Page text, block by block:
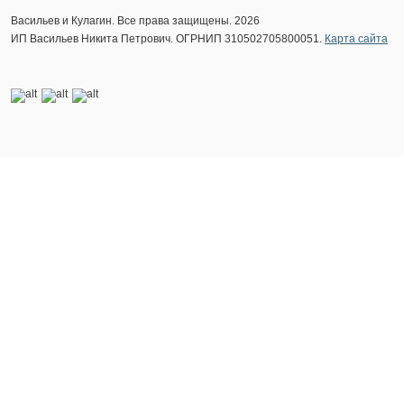
Васильев и Кулагин. Все права защищены. 2026
ИП Васильев Никита Петрович. ОГРНИП 310502705800051. Карта сайта